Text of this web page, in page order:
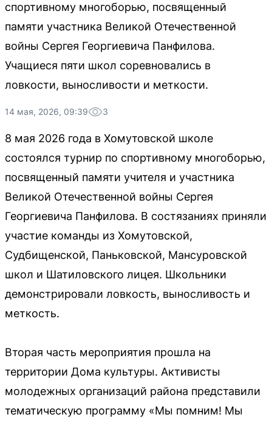
спортивному многоборью, посвященный
памяти участника Великой Отечественной
войны Сергея Георгиевича Панфилова.
Учащиеся пяти школ соревновались в
ловкости, выносливости и меткости.
14 мая, 2026, 09:39 3
8 мая 2026 года в Хомутовской школе
состоялся турнир по спортивному многоборью,
посвященный памяти учителя и участника
Великой Отечественной войны Сергея
Георгиевича Панфилова. В состязаниях приняли
участие команды из Хомутовской,
Судбищенской, Паньковской, Мансуровской
школ и Шатиловского лицея. Школьники
демонстрировали ловкость, выносливость и
меткость.
Вторая часть мероприятия прошла на
территории Дома культуры. Активисты
молодежных организаций района представили
тематическую программу «Мы помним! Мы